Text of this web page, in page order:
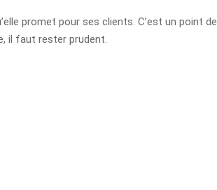
promet pour ses clients. C’est un point
il faut rester prudent.